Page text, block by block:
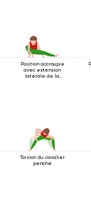
Position accroupie
avec extension
latérale de la
Torsion du cavalier
penché